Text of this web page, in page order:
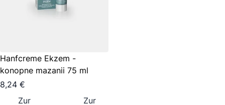
Hanfcreme Ekzem -
konopne mazanii 75 ml
8,24 €
Zur
Zur